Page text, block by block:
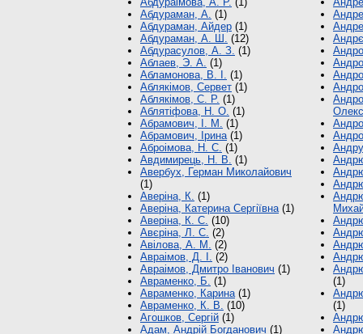
Абдураман, А. (1)
Абдураман, Айдер (1)
Абдураман, А. Ш. (12)
Абдурасулов, А. З. (1)
Аблаев, Э. А. (1)
Абламонова, В. І. (1)
Аблякімов, Сервет (1)
Аблякімов, С. Р. (1)
Аблятіфова, Н. О. (1)
Абрамович, І. М. (1)
Абрамович, Ірина(1)
Аброімова, Н. С. (1)
Авдимирець, Н. В. (1)
Авербух, Герман Миколайович
(1)
Аверіна, К. (1)
Аверіна, Катерина Сергіївна(1)
Аверіна, К. С. (10)
Авєріна, Л. С. (2)
Авілова, А. М. (2)
Авраімов, Д. І. (2)
Авраімов, Дмитро Іванович (1)
Авраменко, Б. (1)
Авраменко, Карина(1)
Авраменко, К. В. (10)
Агошков, Сергій (1)
Адам, Андрій Богданович (1)
(1)
(1)